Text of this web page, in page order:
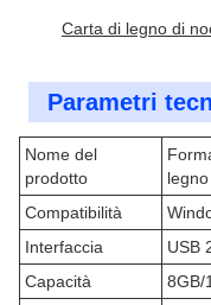
Carta di legno di
Parametri
Nome del
prodotto
legno
Compatibilità
Interfaccia
USB
Capacità
8GB/